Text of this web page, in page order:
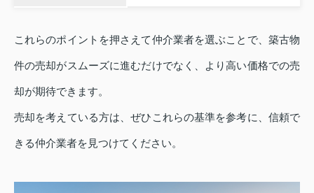
これらのポイントを押さえて仲介業者を選ぶことで、築古物
件の売却がスムーズに進むだけでなく、より高い価格での売
却が期待できます。
売却を考えている方は、ぜひこれらの基準を参考に、信頼で
きる仲介業者を見つけてください。